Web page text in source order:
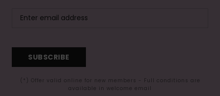
SUBSCRIBE
(*) Offer valid online for new members - Full conditions are
available in welcome email